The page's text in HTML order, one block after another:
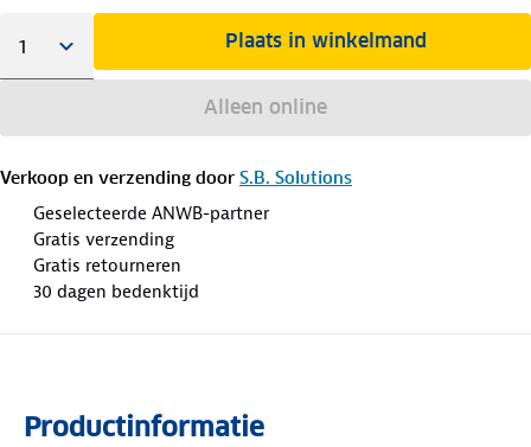
Plaats in winkelmand
Alleen online
Verkoop en verzending door S.B. Solutions
Geselecteerde ANWB-partner
Gratis verzending
Gratis retourneren
30 dagen bedenktijd
Productinformatie